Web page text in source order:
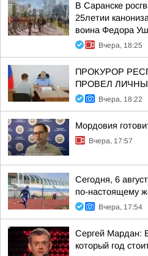
В Саранске
25летии
воина Федора
Вчера, 18:25
ПРОКУРОР
ПРОВЕЛ
Вчера, 18:22
Мордовия
Вчера, 17:57
Сегодня, 6
по-настоящему
Вчера, 17:54
Сергей Мардан:
который год